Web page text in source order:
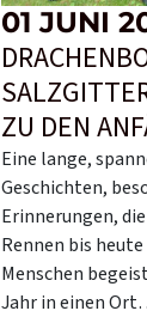
01 JUNI
ZU DEN
Eine lange,
Geschichten,
Erinnerungen,
Rennen bis
Menschen
Jahr in einen